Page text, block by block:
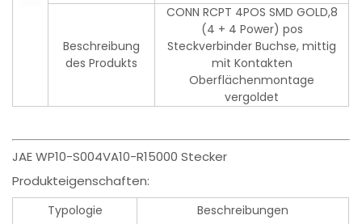
Beschreibung
des Produkts
CONN RCPT 4POS SMD GOLD,8
(4 + 4 Power) pos
Steckverbinder Buchse, mittig
mit Kontakten
Oberflächenmontage
vergoldet
JAE WP10-S004VA10-R15000 Stecker
Produkteigenschaften:
Typologie Beschreibungen